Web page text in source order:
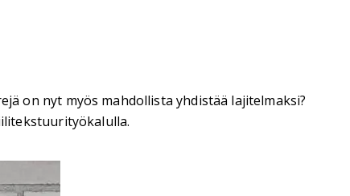
on nyt myös mahdollista yhdistää lajitelmaksi?